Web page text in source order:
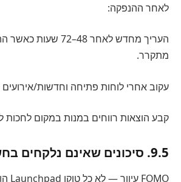
לאחר ההנפקה:
העריך מחדש לאחר 48–72
מתקרר.
עקוב אחרי לוחות פתיחה וחדשות/אירועים major.
קבע הוצאות רווחים במנות במקום לחכות
9.5. סיכונים שאינם נלקחים בחשבון
FOMO עיוור — לא כל טוקן Launchpad הוא 50× מובטח.